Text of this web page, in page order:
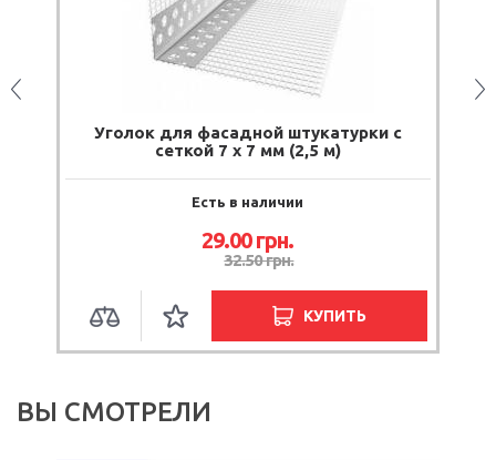
Уголок для фасадной штукатурки с
сеткой 7 х 7 мм (2,5 м)
Есть в наличии
29.00 грн.
32.50 грн.
КУПИТЬ
ВЫ СМОТРЕЛИ